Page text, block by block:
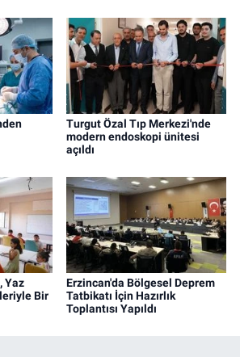
Turgut Özal Tıp Merkezi'nde
modern endoskopi ünitesi
açıldı
Yaz
Bir
Erzincan'da Bölgesel Deprem
Tatbikatı İçin Hazırlık
Toplantısı Yapıldı